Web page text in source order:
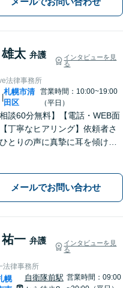
太 弁護
インタビューを見
る
法律事務所
札幌市清
田区
営業時間：10:00~19:00
（平日）
相談60分無料】【電話・WEB面
丁寧なヒアリング】依頼者さ
とりの声に真摯に耳を傾け、
士にご相談ください。最善の解
共に考えていきましょう。
メールでお問い合わせ
一 弁護
インタビューを見
る
法律事務所
幌
自衛隊前駅 営業時間：09:00